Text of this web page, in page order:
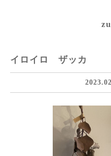
イロイロ ザッカ